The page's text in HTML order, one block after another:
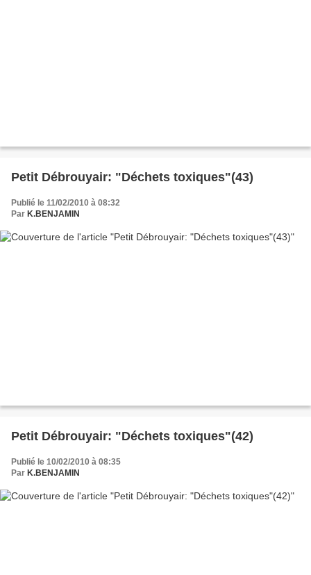
Petit Débrouyair: "Déchets toxiques"(43)
Publié le 11/02/2010 à 08:32
Par K.BENJAMIN
Petit Débrouyair: "Déchets toxiques"(42)
Publié le 10/02/2010 à 08:35
Par K.BENJAMIN